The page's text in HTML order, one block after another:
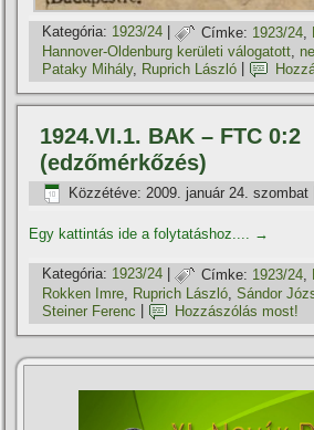
Kategória: 1923/24 | Címke: 1923/24
Hannover-Oldenburg kerületi válogatott,
Pataky Mihály, Ruprich László
1924.VI.1. BAK – FTC 0:2
(edzőmérkőzés)
Közzétéve: 2009. január 24. szombat
Egy kattintás ide a folytatáshoz.... →
Kategória: 1923/24 | Címke: 1923/24
Rokken Imre, Ruprich László,Sándor
Steiner Ferenc
Hozzászólás most!